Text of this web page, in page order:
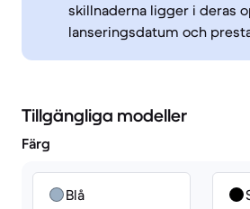
skillnaderna ligger i deras
lanseringsdatum och
Tillgängliga modeller
Färg
Blå